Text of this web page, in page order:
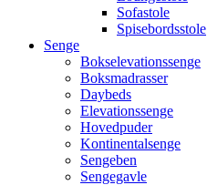
Sofastole
Spisebordsstole
Senge
Bokselevationssenge
Boksmadrasser
Daybeds
Elevationssenge
Hovedpuder
Kontinentalsenge
Sengeben
Sengegavle